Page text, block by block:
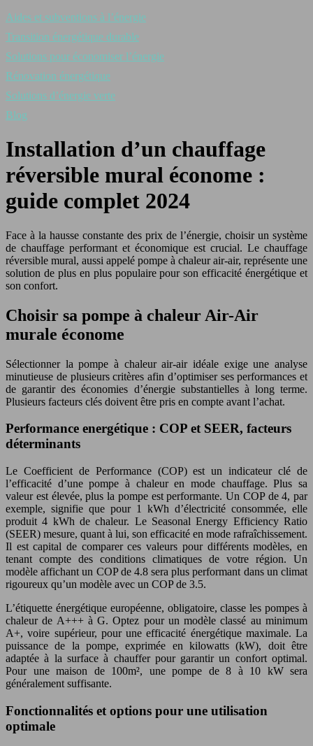
Aides et subventions à l’énergie
Transition énergétique durable
Solutions pour économiser l’énergie
Rénovation énergétique
Solutions d’énergie verte
Blog
Installation d’un chauffage
réversible mural économe :
guide complet 2024
Face à la hausse constante des prix de l’énergie, choisir un système
de chauffage performant et économique est crucial. Le chauffage
réversible mural, aussi appelé pompe à chaleur air-air, représente une
solution de plus en plus populaire pour son efficacité énergétique et
son confort.
Choisir sa pompe à chaleur Air-Air
murale économe
Sélectionner la pompe à chaleur air-air idéale exige une analyse
minutieuse de plusieurs critères afin d’optimiser ses performances et
de garantir des économies d’énergie substantielles à long terme.
Plusieurs facteurs clés doivent être pris en compte avant l’achat.
Performance energétique : COP et SEER, facteurs
déterminants
Le Coefficient de Performance (COP) est un indicateur clé de
l’efficacité d’une pompe à chaleur en mode chauffage. Plus sa
valeur est élevée, plus la pompe est performante. Un COP de 4, par
exemple, signifie que pour 1 kWh d’électricité consommée, elle
produit 4 kWh de chaleur. Le Seasonal Energy Efficiency Ratio
(SEER) mesure, quant à lui, son efficacité en mode rafraîchissement.
Il est capital de comparer ces valeurs pour différents modèles, en
tenant compte des conditions climatiques de votre région. Un
modèle affichant un COP de 4.8 sera plus performant dans un climat
rigoureux qu’un modèle avec un COP de 3.5.
L’étiquette énergétique européenne, obligatoire, classe les pompes à
chaleur de A+++ à G. Optez pour un modèle classé au minimum
A+, voire supérieur, pour une efficacité énergétique maximale. La
puissance de la pompe, exprimée en kilowatts (kW), doit être
adaptée à la surface à chauffer pour garantir un confort optimal.
Pour une maison de 100m², une pompe de 8 à 10 kW sera
généralement suffisante.
Fonctionnalités et options pour une utilisation
optimale